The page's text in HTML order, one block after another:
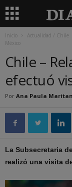
Inicio Actualidad / Chile
México
Chile –
efectuó
Por Ana Paula
La Subsecretaria
realizó una visita